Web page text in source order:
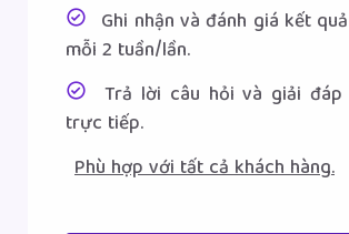
Ghi nhận và đánh giá kết
mỗi 2 tuần/lần.
Trả lời câu hỏi và giải
trực tiếp.
Phù hợp với tất cả khách hàng.